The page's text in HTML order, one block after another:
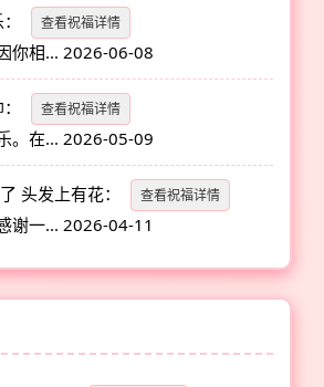
： 查看祝福详情
你相... 2026-06-08
： 查看祝福详情
。在... 2026-05-09
头发上有花： 查看祝福详情
谢一... 2026-04-11